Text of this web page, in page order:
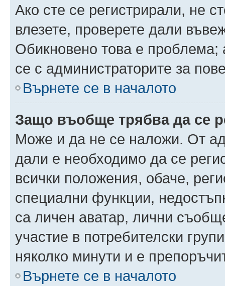
Ако сте се регистрирали, не
влезете, проверете дали
Обикновено това е проблема;
се с администраторите за
Върнете се в началото
Защо въобще трябва да се
Може и да не се наложи. От
дали е необходимо да се
всички положения, обаче,
специални функции,
са личен аватар, лични
участие в потребителски
няколко минути и е
Върнете се в началото